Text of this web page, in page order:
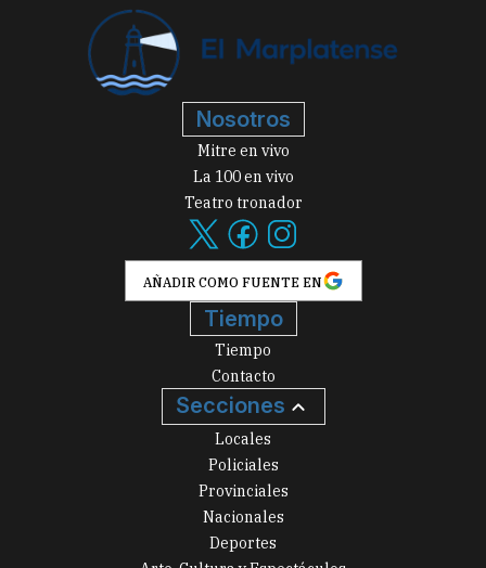
Nosotros
Mitre en vivo
La 100 en vivo
Teatro tronador
AÑADIR COMO FUENTE EN
Tiempo
Tiempo
Contacto
Secciones
Locales
Policiales
Provinciales
Nacionales
Deportes